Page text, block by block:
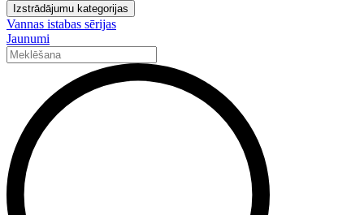
Izstrādājumu kategorijas
Vannas istabas sērijas
Jaunumi